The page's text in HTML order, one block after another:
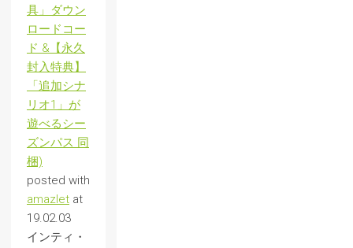
具」ダウン
ロードコー
ド &【永久
封入特典】
「追加シナ
リオ1」が
遊べるシー
ズンパス 同
梱)
posted with
amazlet at
19.02.03
インティ・